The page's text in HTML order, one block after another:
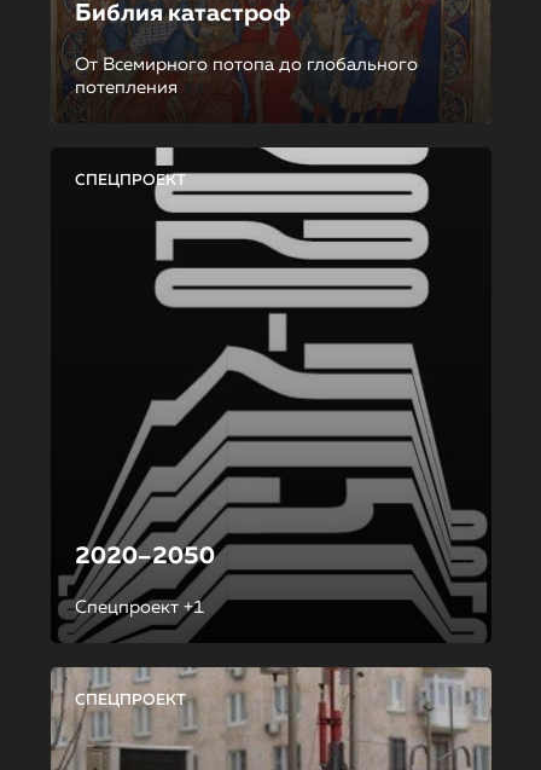
Библия катастроф
От Всемирного потопа до глобального
потепления
СПЕЦПРОЕКТ
2020–2050
Спецпроект +1
СПЕЦПРОЕКТ